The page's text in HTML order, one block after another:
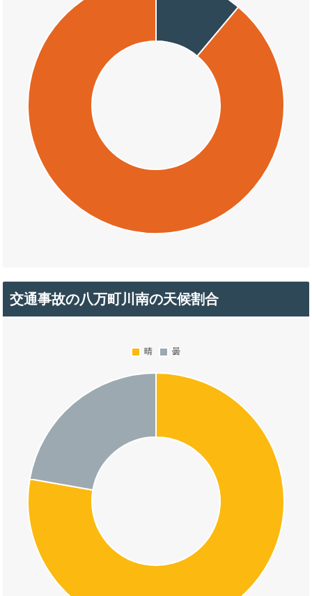
交通事故の八万町川南の天候割合